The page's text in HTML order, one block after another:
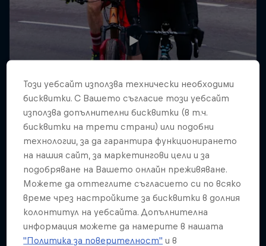
Този уебсайт използва технически необходими
бисквитки. С Вашето съгласие този уебсайт
използва допълнителни бисквитки (в т.ч.
бисквитки на трети страни) или подобни
технологии, за да гарантира функционирането
на нашия сайт, за маркетингови цели и за
подобряване на Вашето онлайн преживяване.
Можете да оттеглите съгласието си по всяко
време чрез настройките за бисквитки в долния
колонтитул на уебсайта. Допълнителна
информация можете да намерите в нашата
"Политика за поверителност" и в